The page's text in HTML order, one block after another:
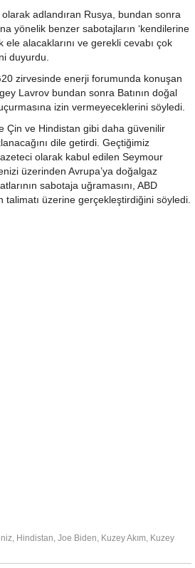
olarak adlandıran Rusya, bundan sonra
yönelik benzer sabotajların ‘kendilerine
ele alacaklarını ve gerekli cevabı çok
duyurdu.
zirvesinde enerji forumunda konuşan
Lavrov bundan sonra Batının doğal
izin vermeyeceklerini söyledi.
Çin ve Hindistan gibi daha güvenilir
dile getirdi. Geçtiğimiz
olarak kabul edilen Seymour
üzerinden Avrupa’ya doğalgaz
sabotaja uğramasını, ABD
talimatı üzerine gerçekleştirdiğini söyledi.
, Hindistan, Joe Biden, Kuzey Akım, Kuzey